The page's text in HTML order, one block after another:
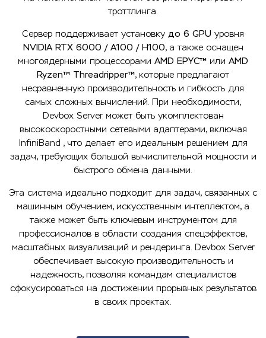
троттлинга.
Сервер поддерживает установку до 6 GPU уровня
NVIDIA RTX 6000 / A100 / H100, а также оснащен
многоядерными процессорами AMD EPYC™ или AMD
Ryzen™ Threadripper™, которые предлагают
несравненную производительность и гибкость для
самых сложных вычислений. При необходимости,
Devbox Server может быть укомплектован
высокоскоростными сетевыми адаптерами, включая
InfiniBand , что делает его идеальным решением для
задач, требующих большой вычислительной мощности и
быстрого обмена данными.
Эта система идеально подходит для задач, связанных с
машинным обучением, искусственным интеллектом, а
также может быть ключевым инструментом для
профессионалов в области создания спецэффектов,
масштабных визуализаций и рендеринга. Devbox Server
обеспечивает высокую производительность и
надежность, позволяя командам специалистов
сфокусироваться на достижении прорывных результатов
в своих проектах.